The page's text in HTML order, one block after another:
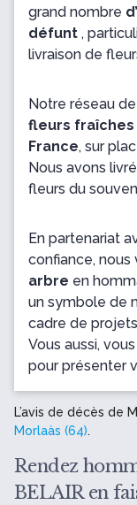
grand nombre
défunt ,
livraison de
Notre réseau
fleurs
France, sur
Nous avons
fleurs du
En partenariat
confiance, nous
arbre en
un symbole de
cadre de
Vous aussi,
pour présenter
L’avis de décès de
Morlaàs (64).
Rendez
BELAIR en